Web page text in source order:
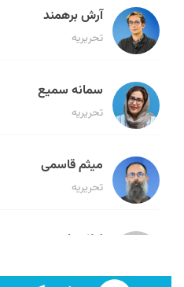
آرش برهمند
تحریریه
سمانه سمیع
تحریریه
میثم قاسمی
تحریریه
لیلا حنارود